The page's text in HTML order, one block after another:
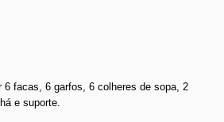
6 facas, 6 garfos, 6 colheres de sopa, 2
e suporte.